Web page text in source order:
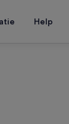
Help